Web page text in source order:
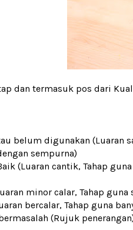
dan termasuk pos dari
belum digunakan (Luaran
sempurna)
(Luaran cantik, Tahap
minor calar, Tahap
bercalar, Tahap guna
(Rujuk